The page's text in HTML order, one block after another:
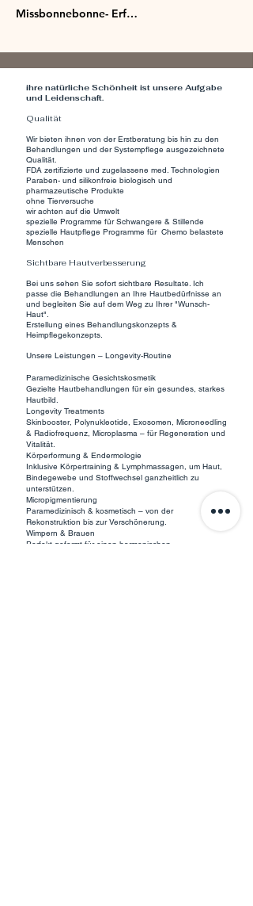
Missbonnebonne- Erfahrungen
ihre natürliche Schönheit ist unsere Aufgabe
und Leidenschaft.
Qualität
Wir bieten ihnen von der Erstberatung bis hin zu den
Behandlungen und der Systempflege ausgezeichnete
Qualität.
FDA zertifizierte und zugelassene med. Technologien
Paraben- und silikonfreie biologisch und
pharmazeutische Produkte
ohne Tierversuche
wir achten auf die Umwelt
spezielle Programme für Schwangere & Stillende
spezielle Hautpflege Programme für Chemo belastete
Menschen
Sichtbare Hautverbesserung
Bei uns sehen Sie sofort sichtbare Resultate. Ich
passe die Behandlungen an Ihre Hautbedürfnisse an
und begleiten Sie auf dem Weg zu Ihrer "Wunsch-
Haut".
Erstellung eines Behandlungskonzepts &
Heimpflegekonzepts.
Unsere Leistungen – Longevity-Routine
Paramedizinische Gesichtskosmetik
Gezielte Hautbehandlungen für ein gesundes, starkes
Hautbild.
Longevity Treatments
Skinbooster, Polynukleotide, Exosomen, Microneedling
& Radiofrequenz, Microplasma – für Regeneration und
Vitalität.
Körperformung & Endermologie
Inklusive Körpertraining & Lymphmassagen, um Haut,
Bindegewebe und Stoffwechsel ganzheitlich zu
unterstützen.
Micropigmentierung
Paramedizinisch & kosmetisch – von der
Rekonstruktion bis zur Verschönerung.
Wimpern & Brauen
Perfekt geformt für einen harmonischen